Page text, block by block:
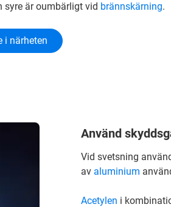
syre är oumbärligt vid brännskärning.
i närheten
Använd
Vid svetsning
av aluminium
Acetylen i